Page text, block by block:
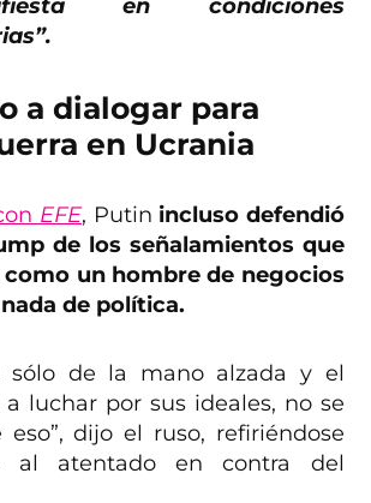
en condiciones
a dialogar para
en Ucrania
EFE, Putin incluso defendió
de los señalamientos que
como un hombre de negocios
de política.
sólo de la mano alzada y el
luchar por sus ideales, no se
dijo el ruso, refiriéndose
al atentado en contra del